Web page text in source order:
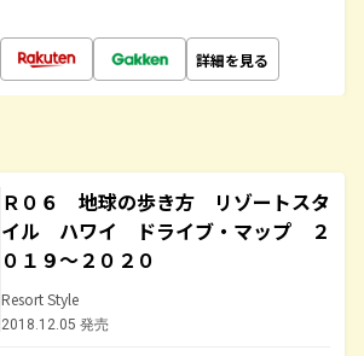
詳細を見る
Ｒ０６ 地球の歩き方 リゾートスタ
イル ハワイ ドライブ・マップ ２
０１９～２０２０
Resort Style
2018.12.05 発売